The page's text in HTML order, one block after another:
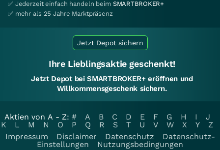
✅ Jederzeit einfach handeln beim SMARTBROKER+
✅ mehr als 25 Jahre Marktpräsenz
Jetzt Depot sichern
Ihre Lieblingsaktie geschenkt!
Jetzt Depot bei SMARTBROKER+ eröffnen und
Willkommensgeschenk sichern.
Aktien von A - Z: # A B C D E F G H I
J
K
L M N O P Q R S T U V W X Y
Z
Impressum
Disclaimer Datenschutz
Datenschutz-
Einstellungen
Nutzungsbedingungen